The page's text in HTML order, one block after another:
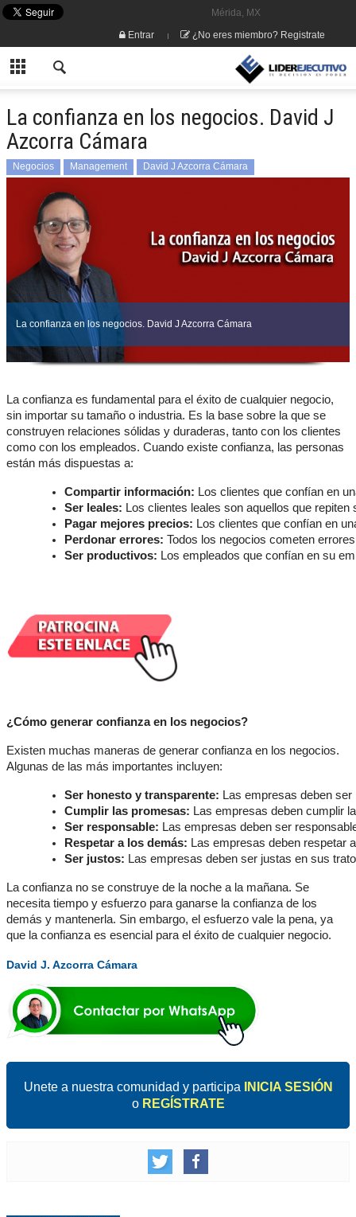
Mérida, MX
Entrar
¿No eres miembro? Registrate
La confianza en los negocios. David J
Azcorra Cámara
Negocios Management David J Azcorra Cámara
La confianza en los negocios. David J Azcorra Cámara
La confianza es fundamental para el éxito de cualquier negocio,
sin importar su tamaño o industria. Es la base sobre la que se
construyen relaciones sólidas y duraderas, tanto con los clientes
como con los empleados. Cuando existe confianza, las personas
están más dispuestas a:
Compartir información: Los clientes que confían en
Ser leales: Los clientes leales son aquellos que
Pagar mejores precios: Los clientes que confían en
Perdonar errores: Todos los negocios cometen
Ser productivos: Los empleados que confían en su
¿Cómo generar confianza en los negocios?
Existen muchas maneras de generar confianza en los negocios.
Algunas de las más importantes incluyen:
Ser honesto y transparente: Las empresas deben
Cumplir las promesas: Las empresas deben cumplir
Ser responsable: Las empresas deben ser
Respetar a los demás: Las empresas deben respetar
Ser justos: Las empresas deben ser justas en sus
La confianza no se construye de la noche a la mañana. Se
necesita tiempo y esfuerzo para ganarse la confianza de los
demás y mantenerla. Sin embargo, el esfuerzo vale la pena, ya
que la confianza es esencial para el éxito de cualquier negocio.
David J. Azcorra Cámara
Unete a nuestra comunidad y participa
INICIA SESIÓN
o REGÍSTRATE